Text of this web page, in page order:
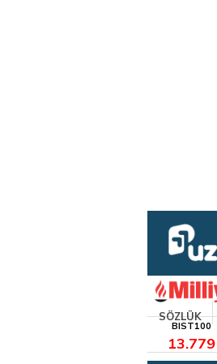
SÖZLÜK
BIST100
13.779